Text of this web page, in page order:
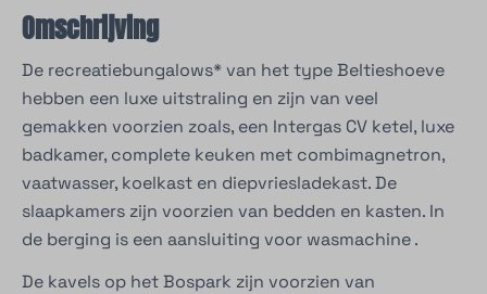
Omschrijving
De recreatiebungalows* van het type Beltieshoeve
hebben een luxe uitstraling en zijn van veel
gemakken voorzien zoals, een Intergas CV ketel, luxe
badkamer, complete keuken met combimagnetron,
vaatwasser, koelkast en diepvriesladekast. De
slaapkamers zijn voorzien van bedden en kasten. In
de berging is een aansluiting voor wasmachine .
De kavels op het Bospark zijn voorzien van